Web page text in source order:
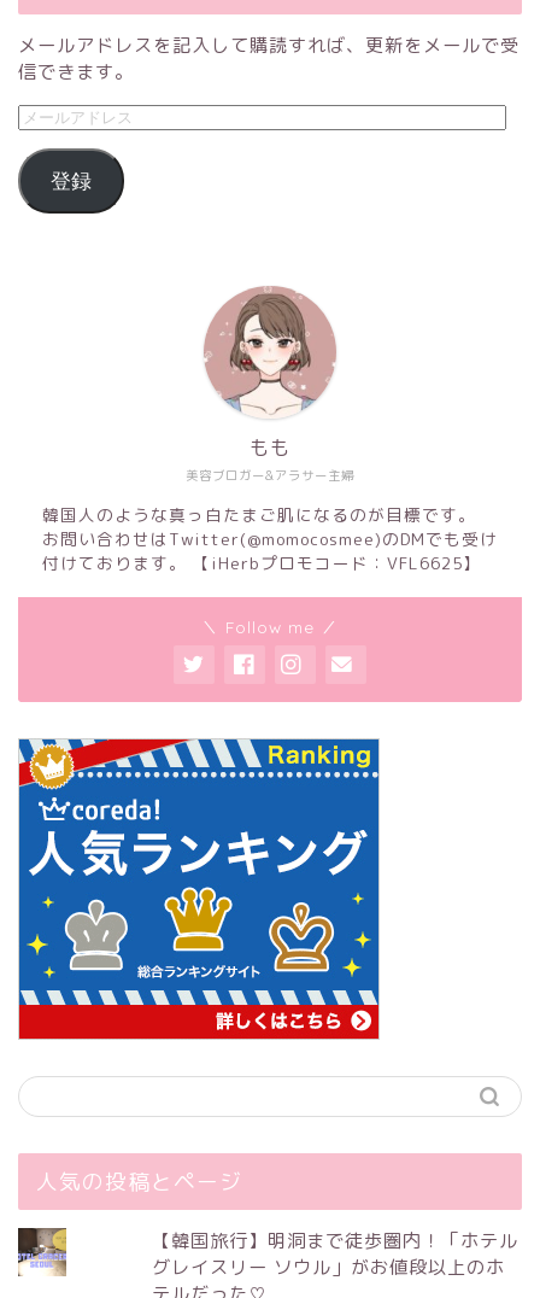
メールアドレスを記入して購読すれば、更新をメールで受
信できます。
登録
美容ブロガー&アラサー主婦
もも
韓国人のような真っ白たまご肌になるのが目標です。
お問い合わせはTwitter(@momocosmee)のDMでも受け
付けております。 【iHerbプロモコード：VFL6625】
＼ Follow me ／
人気の投稿とページ
【韓国旅行】明洞まで徒歩圏内！「ホテル
グレイスリー ソウル」がお値段以上のホ